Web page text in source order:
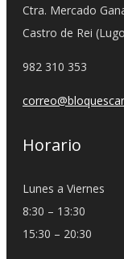
Ctra. Mercado
Castro de Rei
982 310 353
Horario
Lunes a Viernes
8:30 – 13:30
15:30 – 20:30